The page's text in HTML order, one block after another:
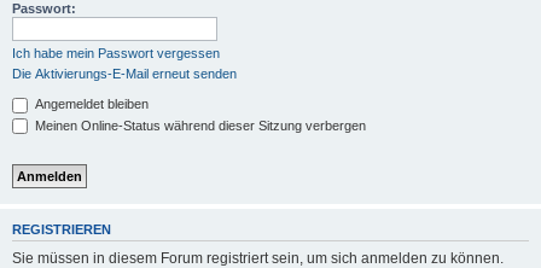
Passwort:
Ich habe mein Passwort vergessen
Die Aktivierungs-E-Mail erneut senden
Angemeldet bleiben
Meinen Online-Status während dieser Sitzung verbergen
REGISTRIEREN
Sie müssen in diesem Forum registriert sein, um sich anmelden zu können.